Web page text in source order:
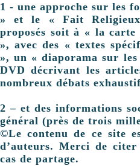
1 - une approche sur les
» et le « Fait
proposés soit à « la
», avec des « textes
», un « diaporama sur
DVD décrivant les
nombreux débats
2 – et des informations
général (près de trois
©Le contenu de ce site
d’auteurs. Merci de
cas de partage.